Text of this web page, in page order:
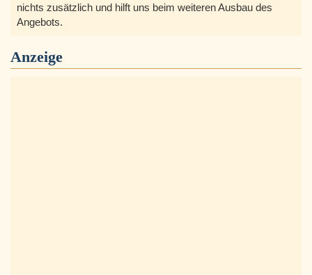
nichts zusätzlich und hilft uns beim weiteren Ausbau des
Angebots.
Anzeige